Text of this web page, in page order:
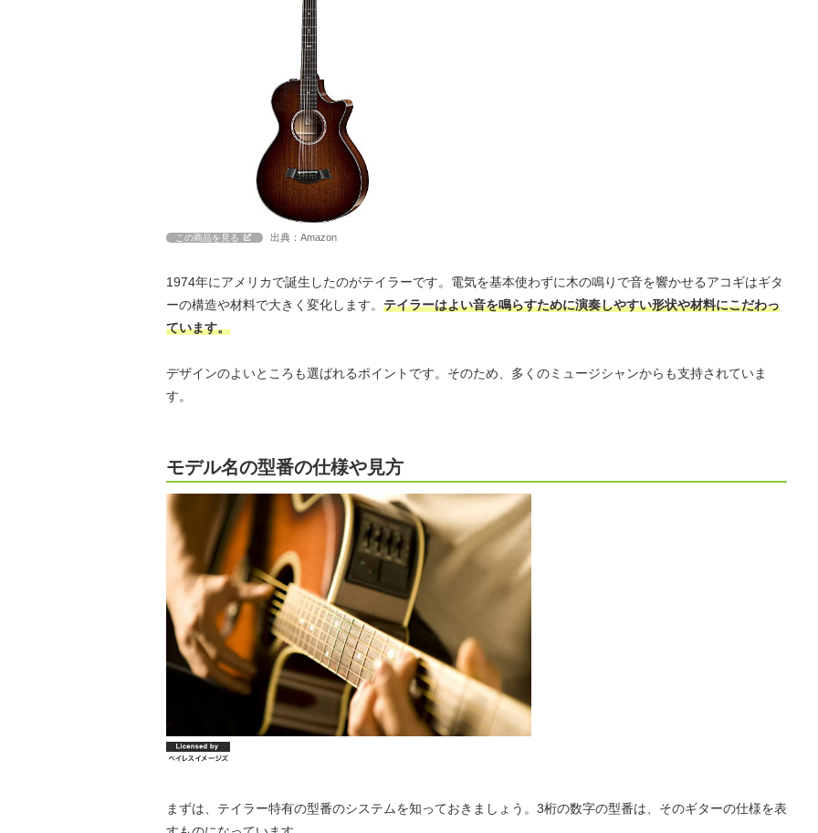
この商品を見る 出典：Amazon
1974年にアメリカで誕生したのがテイラーです。電気を基本使わずに木の鳴りで音を響かせるアコギはギタ
ーの構造や材料で大きく変化します。 テイラーはよい音を鳴らすために演奏しやすい形状や材料にこだわっ
ています。
デザインのよいところも選ばれるポイントです。そのため、多くのミュージシャンからも支持されていま
す。
モデル名の型番の仕様や見方
まずは、テイラー特有の型番のシステムを知っておきましょう。3桁の数字の型番は、そのギターの仕様を表